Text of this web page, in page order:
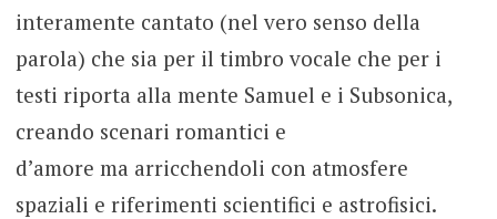
interamente cantato (nel vero senso della
parola) che sia per il timbro vocale che per i
testi riporta alla mente Samuel e i Subsonica,
creando scenari romantici e
d’amore ma arricchendoli con atmosfere
spaziali e riferimenti scientifici e astrofisici.